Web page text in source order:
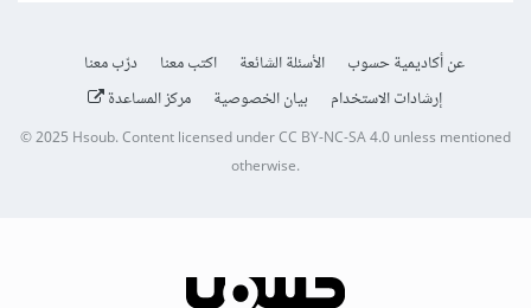
عن أكاديمية حسوب الأسئلة الشائعة اكتب معنا
درّب معنا
إرشادات الاستخدام
بيان الخصوصية مركز المساعدة
© 2025Hsoub.Content licensed underCC BY-NC-SA 4.0unless mentioned
otherwise.